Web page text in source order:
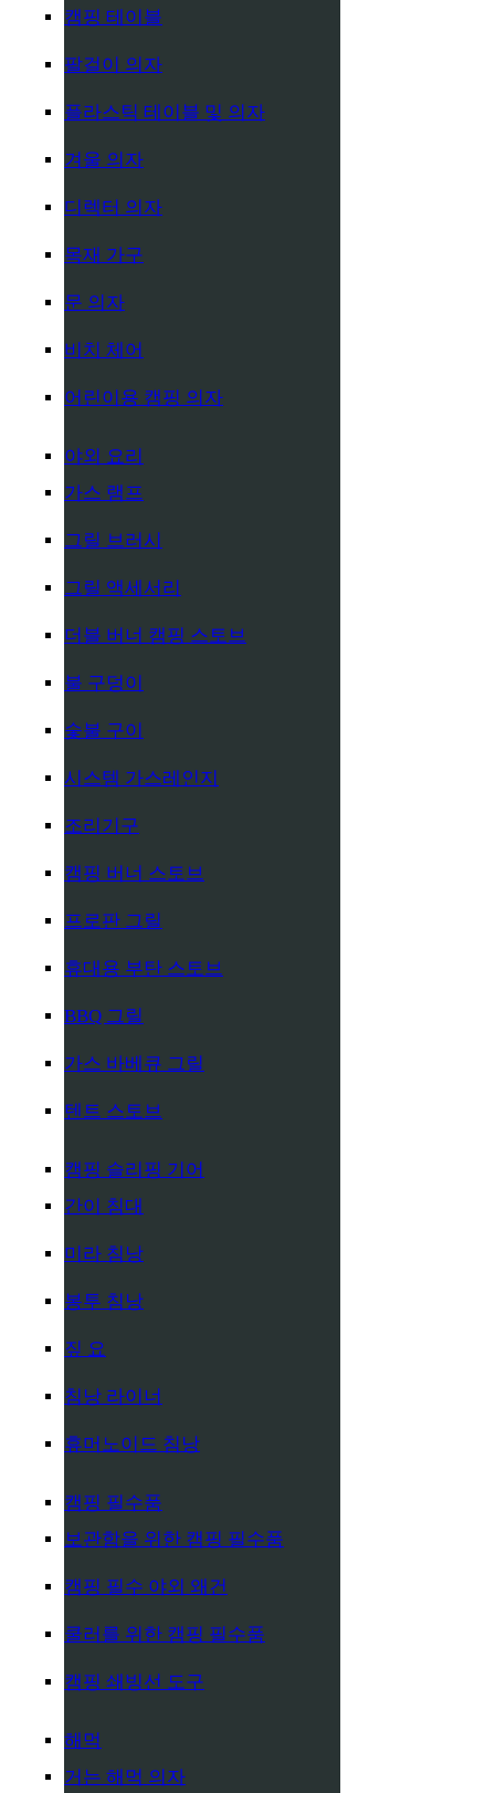
캠핑 테이블
팔걸이 의자
플라스틱 테이블 및 의자
겨울 의자
디렉터 의자
목재 가구
문 의자
비치 체어
어린이용 캠핑 의자
야외 요리
가스 램프
그릴 브러시
그릴 액세서리
더블 버너 캠핑 스토브
불 구덩이
숯불 구이
시스템 가스레인지
조리기구
캠핑 버너 스토브
프로판 그릴
휴대용 부탄 스토브
BBQ 그릴
가스 바베큐 그릴
텐트 스토브
캠핑 슬리핑 기어
간이 침대
미라 침낭
봉투 침낭
짚 요
침낭 라이너
휴머노이드 침낭
캠핑 필수품
보관함을 위한 캠핑 필수품
캠핑 필수 야외 왜건
쿨러를 위한 캠핑 필수품
캠핑 쇄빙선 도구
해먹
거는 해먹 의자